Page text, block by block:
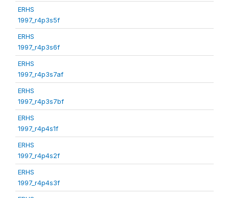
ERHS
1997_r4p3s5f
ERHS
1997_r4p3s6f
ERHS
1997_r4p3s7af
ERHS
1997_r4p3s7bf
ERHS
1997_r4p4s1f
ERHS
1997_r4p4s2f
ERHS
1997_r4p4s3f